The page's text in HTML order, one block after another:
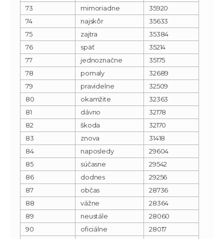
73
mimoriadne
35920
74
najskôr
35633
75
zajtra
35384
76
späť
35214
77
jednoznačne
35175
78
pomaly
32689
79
pravidelne
32509
80
okamžite
32363
81
dávno
32178
82
škoda
32170
83
znova
31418
84
naposledy
29604
85
súčasne
29542
86
dodnes
29256
87
občas
28736
88
vážne
28364
89
neustále
28060
90
oficiálne
28017